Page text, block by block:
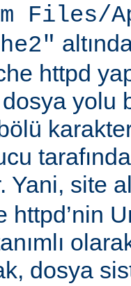
Files/
httpd
yolu
Yani, site
httpd’nin
dosya